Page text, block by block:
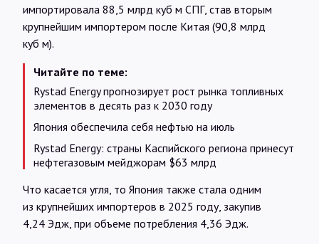
импортировала 88,5 млрд куб м СПГ, став вторым
крупнейшим импортером после Китая (90,8 млрд
куб м).
Читайте по теме:
Rystad Energy прогнозирует рост рынка топливных
элементов в десять раз к 2030 году
Япония обеспечила себя нефтью на июль
Rystad Energy: страны Каспийского региона принесут
нефтегазовым мейджорам $63 млрд
Что касается угля, то Япония также стала одним
из крупнейших импортеров в 2025 году, закупив
4,24 Эдж, при объеме потребления 4,36 Эдж.